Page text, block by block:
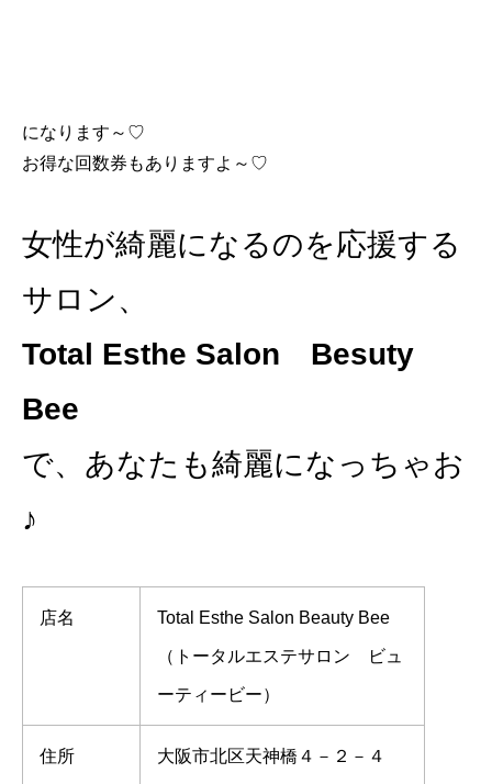
になります～♡
お得な回数券もありますよ～♡
女性が綺麗になるのを応援する
サロン、
Total Esthe Salon Besuty
Bee
で、あなたも綺麗になっちゃお
♪
店名 Total Esthe Salon Beauty Bee
（トータルエステサロン ビュ
ーティービー）
住所 大阪市北区天神橋４－２－４